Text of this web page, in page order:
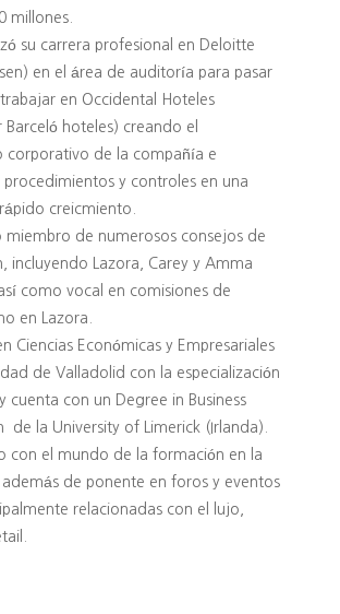
millones.
su carrera profesional en Deloitte
en el área de auditoría para pasar
en Occidental Hoteles
hoteles) creando el
corporativo de la compañía e
y controles en una
creicmiento.
miembro de numerosos consejos de
incluyendo Lazora, Carey y Amma
como vocal en comisiones de
en Lazora.
Ciencias Económicas y Empresariales
de Valladolid con la especialización
cuenta con un Degree in Business
de la University of Limerick (Irlanda).
con el mundo de la formación en la
además de ponente en foros y eventos
relacionadas con el lujo,